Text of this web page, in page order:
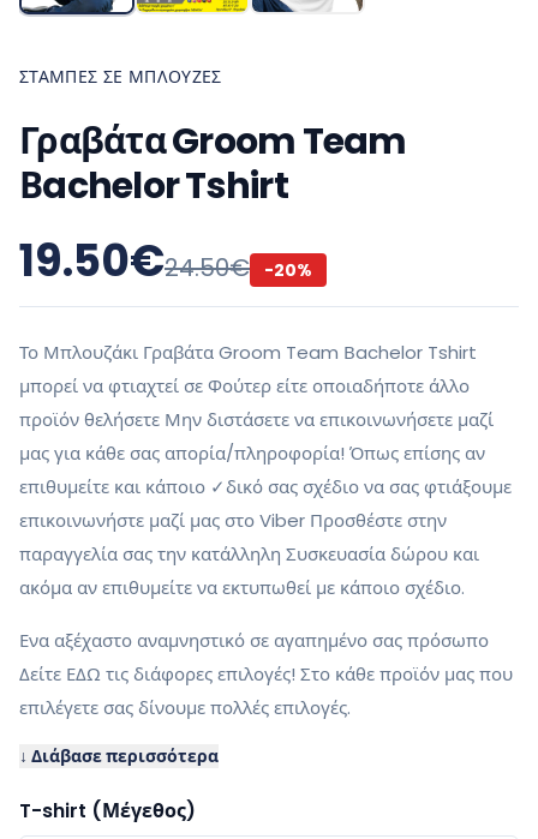
ΣΤΆΜΠΕΣ ΣΕ ΜΠΛΟΎΖΕΣ
Γραβάτα Groom Team
Βachelor Tshirt
19.50€24.50€ -20%
Το Μπλουζάκι Γραβάτα Groom Team Βachelor Tshirt
μπορεί να φτιαχτεί σε Φούτερ είτε οποιαδήποτε άλλο
προϊόν θελήσετε Μην διστάσετε να επικοινωνήσετε μαζί
μας για κάθε σας απορία/πληροφορία! Όπως επίσης αν
επιθυμείτε και κάποιο ✓δικό σας σχέδιο να σας φτιάξουμε
επικοινωνήστε μαζί μας στο Viber Προσθέστε στην
παραγγελία σας την κατάλληλη Συσκευασία δώρου και
ακόμα αν επιθυμείτε να εκτυπωθεί με κάποιο σχέδιο.
Ενα αξέχαστο αναμνηστικό σε αγαπημένο σας πρόσωπο
Δείτε ΕΔΩ τις διάφορες επιλογές! Στο κάθε προϊόν μας που
επιλέγετε σας δίνουμε πολλές επιλογές.
↓ Διάβασε περισσότερα
T-shirt (Μέγεθος)